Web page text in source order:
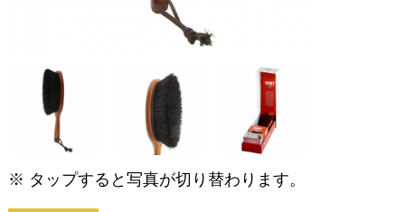
※ タップすると写真が切り替わります。